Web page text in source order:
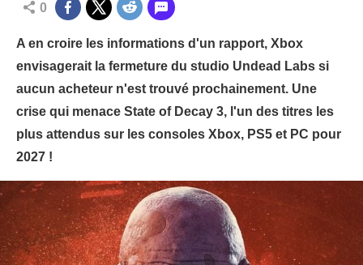
0
A en croire les informations d'un rapport, Xbox
envisagerait la fermeture du studio Undead Labs si
aucun acheteur n'est trouvé prochainement. Une
crise qui menace State of Decay 3, l'un des titres les
plus attendus sur les consoles Xbox, PS5 et PC pour
2027 !